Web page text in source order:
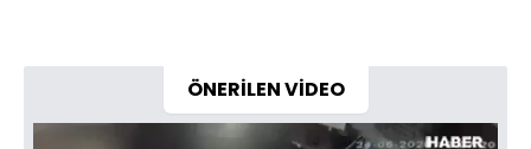
ÖNERİLEN VİDEO